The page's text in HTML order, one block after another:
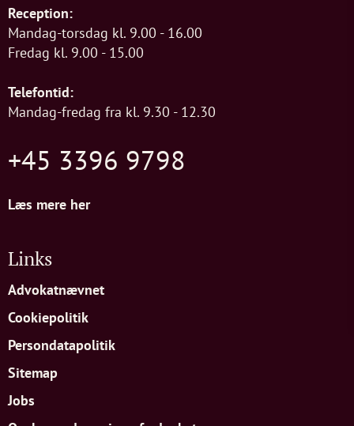
Reception:
Mandag-torsdag kl. 9.00 - 16.00
Fredag kl. 9.00 - 15.00
Telefontid:
Mandag-fredag fra kl. 9.30 - 12.30
+45 3396 9798
Læs mere her
Links
Advokatnævnet
Cookiepolitik
Persondatapolitik
Sitemap
Jobs